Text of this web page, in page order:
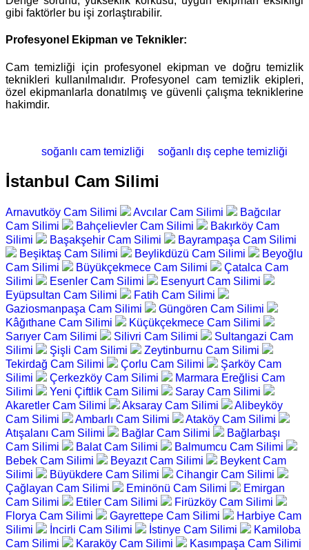
gibi faktörler bu işi zorlaştırabilir.
Profesyonel Ekipman ve Teknikler:
Cam temizliği için profesyonel ekipman ve doğru temizlik
teknikleri kullanılmalıdır. Profesyonel cam temizlik ekipleri,
özel ekipmanlarla donatılmış ve güvenli çalışma tekniklerine
hakimdir.
soğanlı cam temizliği soğanlı dış cephe temizliği
İstanbul Cam Silimi
Arnavutköy Cam Silimi Avcılar Cam Silimi
Bağcılar
Cam Silimi
Bahçelievler Cam Silimi
Bakırköy Cam
Silimi
Başakşehir Cam Silimi
Bayrampaşa Cam Silimi
Beşiktaş Cam Silimi
Beylikdüzü Cam Silimi
Beyoğlu
Cam Silimi
Büyükçekmece Cam Silimi
Çatalca Cam
Silimi
Esenler Cam Silimi
Esenyurt Cam Silimi
Eyüpsultan Cam Silimi
Fatih Cam Silimi
Gaziosmanpaşa Cam Silimi
Güngören Cam Silimi
Kâğıthane Cam Silimi
Küçükçekmece Cam Silimi
Sarıyer Cam Silimi
Silivri Cam Silimi
Sultangazi Cam
Silimi
Şişli Cam Silimi
Zeytinburnu Cam Silimi
Tekirdağ Cam Silimi
Çorlu Cam Silimi
Şarköy Cam
Silimi
Çerkezköy Cam Silimi
Marmara Ereğlisi Cam
Silimi
Yeni Çiftlik Cam Silimi
Saray Cam Silimi
Akaretler Cam Silimi
Aksaray Cam Silimi
Alibeyköy
Cam Silimi
Ambarlı Cam Silimi
Ataköy Cam Silimi
Atışalanı Cam Silimi
Bağlar Cam Silimi
Bağlarbaşı
Cam Silimi
Balat Cam Silimi
Balmumcu Cam Silimi
Bebek Cam Silimi
Beyazıt Cam Silimi
Beykent Cam
Silimi
Büyükdere Cam Silimi
Cihangir Cam Silimi
Çağlayan Cam Silimi
Eminönü Cam Silimi
Emirgan
Cam Silimi
Etiler Cam Silimi
Firüzköy Cam Silimi
Florya Cam Silimi
Gayrettepe Cam Silimi
Harbiye Cam
Silimi
İncirli Cam Silimi İstinye Cam Silimi
Kamiloba
Cam Silimi
Karaköy Cam Silimi
Kasımpaşa Cam Silimi